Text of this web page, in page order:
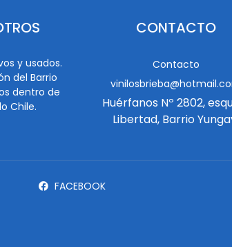
y usados.
del Barrio
dentro de
Chile.
CONTACTO
Contacto
Huérfanos Nº 2802,
Libertad, Barrio
FACEBOOK